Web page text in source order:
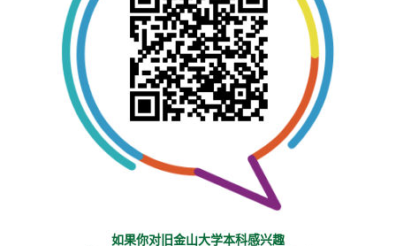
如果你对旧金山大学本科感兴趣